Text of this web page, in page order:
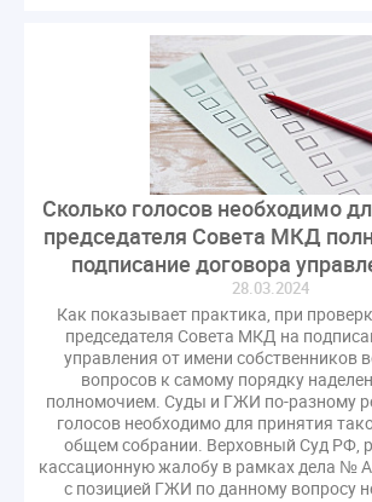
Кошелев Пахомов
Награды Новая УК
ПМЮФ-2024
Поручение Президента
Правительства РФ
Правительство
Праздники
РКЦ
Разъяснения
Регулирование Малахов
Резолюция
Собрание
Соглашение о сотрудничестве
Статья
Стратегия развития ЖКХ 2030
Судебная практика ЖКХ
Требования
Цифорвизация
арендатор
вентиляционные каналы
внеплановые
выбор УК
Сколько голосов необходимо
председателя Совета МКД
подписание договора
28.03.2024
Как показывает практика, при
председателя Совета МКД на
управления от имени собственников
вопросов к самому порядку
полномочием. Суды и ГЖИ по-разному
голосов необходимо для принятия
общем собрании. Верховный Суд РФ,
кассационную жалобу в рамках дела №
с позицией ГЖИ по данному вопросу